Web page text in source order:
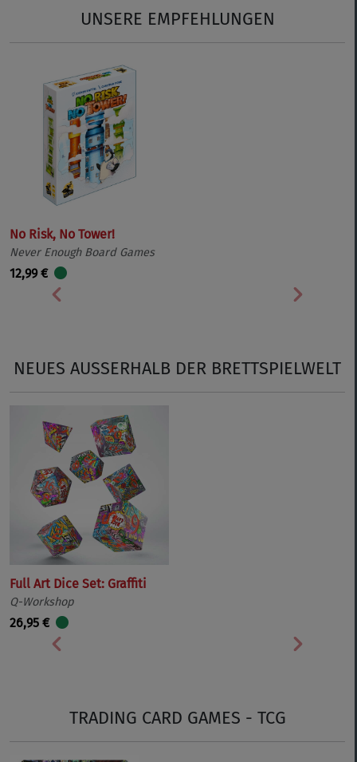
UNSERE EMPFEHLUNGEN
No Risk, No Tower!
Never Enough Board Games
12,99 €
Vorherige Nächste
NEUES AUSSERHALB DER BRETTSPIELWELT
Full Art Dice Set: Graffiti
Q-Workshop
26,95 €
Vorherige Nächste
TRADING CARD GAMES - TCG